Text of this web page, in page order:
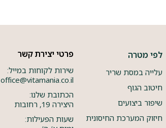
לפי מטרה
עלייה במסת שריר
חיטוב הגוף
שיפור ביצועים
חיזוק המערכת החיסונית
פרטי יצירת קשר
שירות לקוחות במייל:
office@vitamania.co.il
הכתובת שלנו:
היצירה 19, רחובות
שעות הפעילות: